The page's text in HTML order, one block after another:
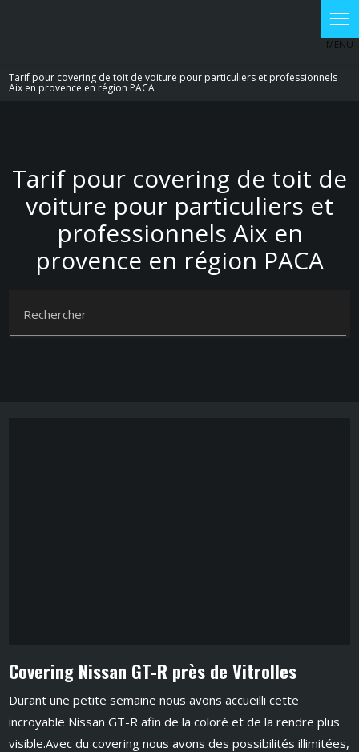
Tarif pour covering de toit de voiture pour particuliers et professionnels
Aix en provence en région PACA
Tarif pour covering de toit de
voiture pour particuliers et
professionnels Aix en
provence en région PACA
Rechercher
Covering Nissan GT-R près de Vitrolles
Durant une petite semaine nous avons accueilli cette
incroyable Nissan GT-R afin de la coloré et de la rendre plus
visible.Avec du covering nous avons des possibilités illimitées,